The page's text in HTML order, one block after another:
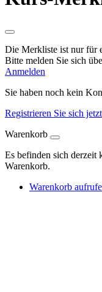
Die Merkliste ist nur für
Bitte melden Sie sich
Anmelden
Sie haben noch kein
Registrieren Sie sich jetzt
Warenkorb
Es befinden sich derzeit
Warenkorb.
Warenkorb